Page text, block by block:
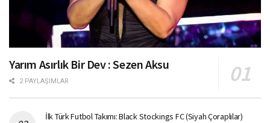
Yarım Asırlık Bir Dev : Sezen Aksu
2 PAYLAŞIMLAR
İlk Türk Futbol Takımı: Black Stockings FC (Siyah Çoraplılar)